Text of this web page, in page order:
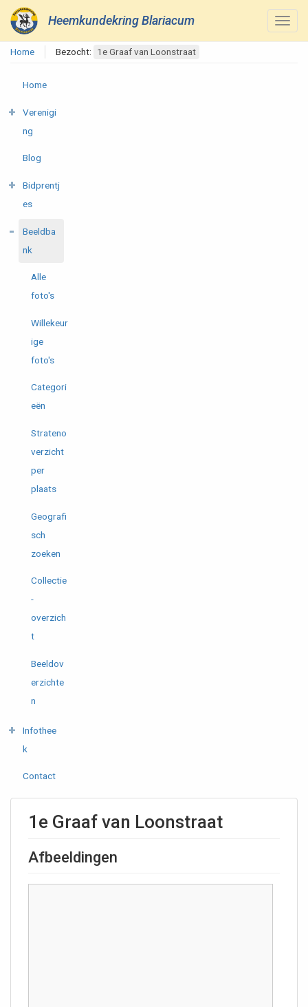
Heemkundekring Blariacum
Home Bezocht: 1e Graaf van Loonstraat
Home
Verenigi
ng
Blog
Bidprentj
es
Beeldba
nk
Alle
foto's
Willekeur
ige
foto's
Categori
eën
Strateno
verzicht
per
plaats
Geografi
sch
zoeken
Collectie
-
overzich
t
Beeldov
erzichte
n
Infothee
k
Contact
1e Graaf van Loonstraat
Afbeeldingen